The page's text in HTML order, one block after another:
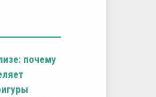
почему